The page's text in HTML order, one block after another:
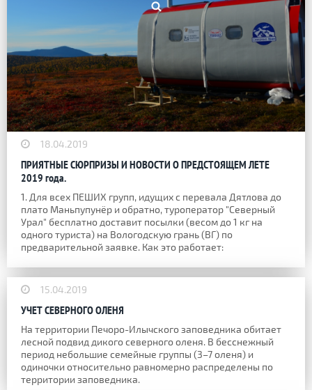
18.04.2019
ПРИЯТНЫЕ СЮРПРИЗЫ И НОВОСТИ О ПРЕДСТОЯЩЕМ ЛЕТЕ
2019 года.
1. Для всех ПЕШИХ групп, идущих с перевала Дятлова до
плато Маньпупунёр и обратно, туроператор "Северный
Урал" бесплатно доставит посылки (весом до 1 кг на
одного туриста) на Вологодскую грань (ВГ) по
предварительной заявке. Как это работает:
15.04.2019
УЧЕТ СЕВЕРНОГО ОЛЕНЯ
На территории Печоро-Илычского заповедника обитает
лесной подвид дикого северного оленя. В бесснежный
период небольшие семейные группы (3–7 оленя) и
одиночки относительно равномерно распределены по
территории заповедника.